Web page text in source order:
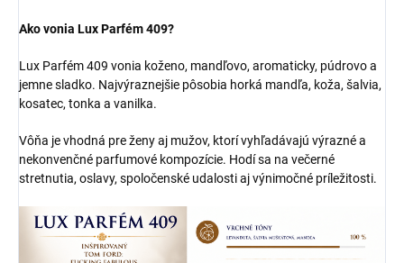
Ako vonia Lux Parfém 409?
Lux Parfém 409 vonia koženo, mandľovo, aromaticky, púdrovo a
jemne sladko. Najvýraznejšie pôsobia horká mandľa, koža, šalvia,
kosatec, tonka a vanilka.
Vôňa je vhodná pre ženy aj mužov, ktorí vyhľadávajú výrazné a
nekonvenčné parfumové kompozície. Hodí sa na večerné
stretnutia, oslavy, spoločenské udalosti aj výnimočné príležitosti.